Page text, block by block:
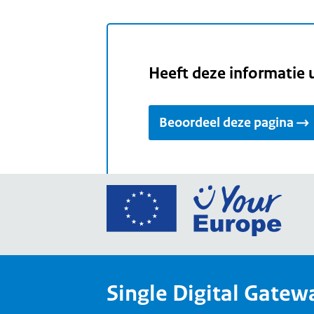
Heeft deze informatie
Beoordeel deze pagina
Ga
Your
Single Digital